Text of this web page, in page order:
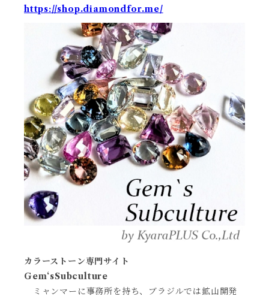
https://shop.diamondfor.me/
カラーストーン専門サイト
Gem‘sSubculture
ミャンマーに事務所を持ち、ブラジルでは鉱山開発